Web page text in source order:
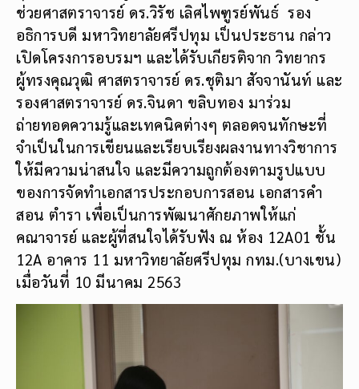
ช่วยศาสตราจารย์ ดร.วิรัช เลิศไพฑูรย์พันธ์ รอง
อธิการบดี มหาวิทยาลัยศรีปทุม เป็นประธาน กล่าว
เปิดโครงการอบรมฯ และได้รับเกียรติจาก วิทยากร
ผู้ทรงคุณวุฒิ ศาสตราจารย์ ดร.ชุติมา สัจจานันท์ และ
รองศาสตราจารย์ ดร.จินดา ขลิบทอง มาร่วม
ถ่ายทอดความรู้และเทคนิคต่างๆ ตลอดจนทักษะที่
จำเป็นในการเขียนและเรียบเรียงผลงานทางวิชาการ
ให้มีความน่าสนใจ และมีความถูกต้องตามรูปแบบ
ของการจัดทำเอกสารประกอบการสอน เอกสารคำ
สอน ตำรา เพื่อเป็นการพัฒนาศักยภาพให้แก่
คณาจารย์ และผู้ที่สนใจได้รับฟัง ณ ห้อง 12A01 ชั้น
12A อาคาร 11 มหาวิทยาลัยศรีปทุม กทม.(บางเขน)
เมื่อวันที่ 10 มีนาคม 2563